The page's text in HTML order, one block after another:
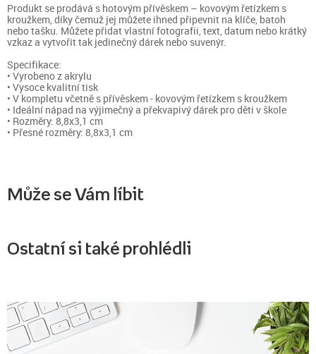
Produkt se prodává s hotovým přívěskem – kovovým řetízkem s
kroužkem, díky čemuž jej můžete ihned připevnit na klíče, batoh
nebo tašku. Můžete přidat vlastní fotografii, text, datum nebo krátký
vzkaz a vytvořit tak jedinečný dárek nebo suvenýr.
Specifikace:
• Vyrobeno z akrylu
• Vysoce kvalitní tisk
• V kompletu včetně s přívěskem - kovovým řetízkem s kroužkem
• Ideální nápad na výjimečný a překvapivý dárek pro děti v škole
• Rozměry: 8,8x3,1 cm
• Přesné rozměry: 8,8x3,1 cm
Může se Vám líbit
Ostatní si také prohlédli